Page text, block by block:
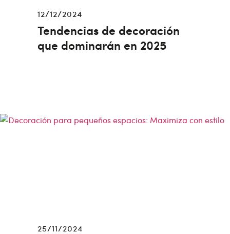
Tendencias de decoración
que dominarán en 2025
12/12/2024
25/11/2024